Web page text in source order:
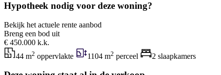
Hypotheek nodig voor deze woning?
Bekijk het actuele rente aanbod
Breng een bod uit
€ 450.000 k.k.
44 m2 oppervlakte 1104 m2 perceel 2 slaapkamers